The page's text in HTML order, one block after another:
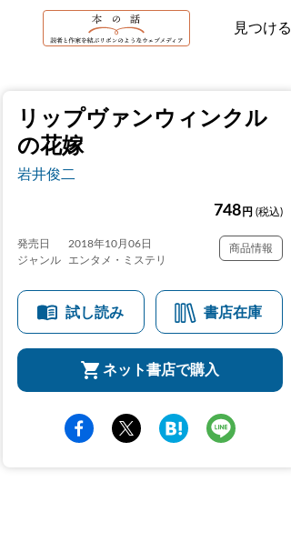
見つける
リップヴァンウィンクル
の花嫁
岩井俊二
748 円 (税込)
発売日
2018年10月06日
ジャンル
エンタメ・ミステリ
商品情報
試し読み 書店在庫
ネット書店で購入